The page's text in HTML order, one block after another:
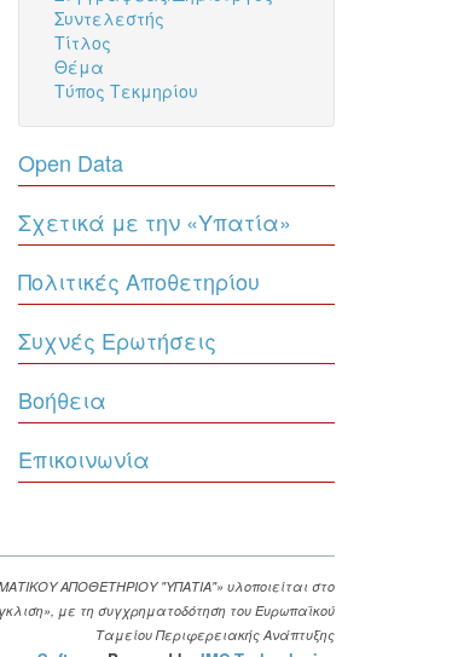
Συντελεστής
Τίτλος
Θέμα
Τύπος Τεκμηρίου
Open Data
Σχετικά με την «Υπατία»
Πολιτικές Αποθετηρίου
Συχνές Ερωτήσεις
Βοήθεια
Επικοινωνία
ΑΠΟΘΕΤΗΡΙΟΥ "ΥΠΑΤΙΑ"» υλοποιείται στο
με τη συγχρηματοδότηση του Ευρωπαϊκού
Ταμείου Περιφερειακής Ανάπτυξης